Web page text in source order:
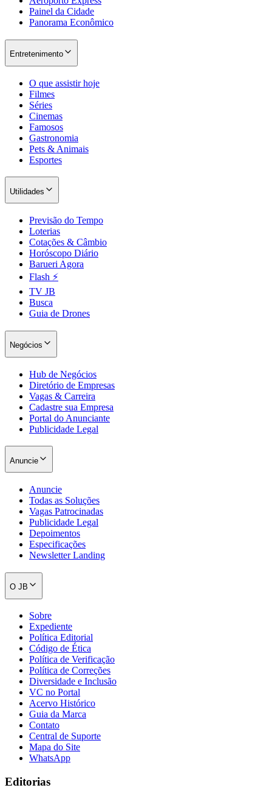
São Paulo
Santos
Flamengo
Painel da Cidade
Panorama Econômico
Entretenimento
O que assistir hoje
Filmes
Séries
Cinemas
Famosos
Gastronomia
Pets & Animais
Esportes
Utilidades
Previsão do Tempo
Loterias
Cotações & Câmbio
Horóscopo Diário
Barueri Agora
Flash ⚡
TV JB
Busca
Guia de Drones
Negócios
Hub de Negócios
Diretório de Empresas
Vagas & Carreira
Cadastre sua Empresa
Portal do Anunciante
Publicidade Legal
Anuncie
Anuncie
Todas as Soluções
Vagas Patrocinadas
Publicidade Legal
Depoimentos
Especificações
Newsletter Landing
O JB
Sobre
Expediente
Política Editorial
Código de Ética
Política de Verificação
Política de Correções
Diversidade e Inclusão
VC no Portal
Acervo Histórico
Guia da Marca
Contato
Central de Suporte
Mapa do Site
WhatsApp
Editorias